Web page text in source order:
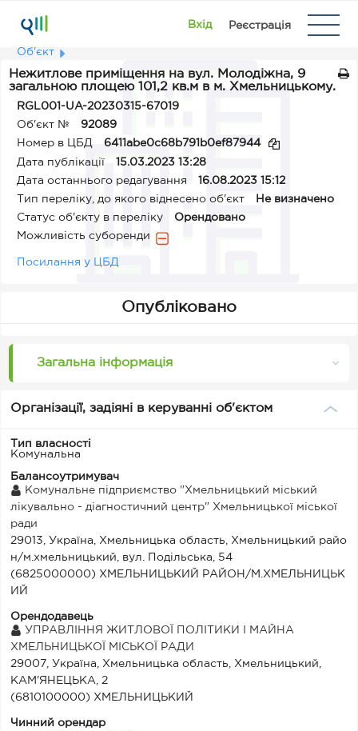
Вхід Реєстрація
Об'єкт
Нежитлове приміщення на вул. Молодіжна, 9
загальною площею 101,2 кв.м в м. Хмельницькому.
RGL001-UA-20230315-67019
Об'єкт №
92089
Номер в ЦБД
6411abe0c68b791b0ef87944
Дата публікації
15.03.2023 13:28
Дата останнього редагування
16.08.2023 15:12
Тип переліку, до якого віднесено об'єкт
Не визначено
Статус об'єкту в переліку
Орендовано
Можливість суборенди
Посилання у ЦБД
Опубліковано
Загальна інформація
Організації, задіяні в керуванні об'єктом
Тип власності
Комунальна
Балансоутримувач
Комунальне підприємство "Хмельницький міський
лікувально - діагностичний центр" Хмельницької міської
ради
29013, Україна, Хмельницька область, Хмельницький райо
н/м.хмельницький, вул. Подільська, 54
(6825000000) ХМЕЛЬНИЦЬКИЙ РАЙОН/М.ХМЕЛЬНИЦЬК
ИЙ
Орендодавець
УПРАВЛІННЯ ЖИТЛОВОЇ ПОЛІТИКИ І МАЙНА
ХМЕЛЬНИЦЬКОЇ МІСЬКОЇ РАДИ
29007, Україна, Хмельницька область, Хмельницький,
КАМ'ЯНЕЦЬКА, 2
(6810100000) ХМЕЛЬНИЦЬКИЙ
Чинний орендар